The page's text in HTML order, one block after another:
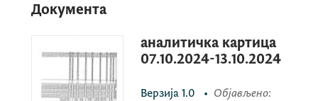
Документа
аналитичка картица
07.10.2024-13.10.2024
Верзија 1.0 • Објављено: